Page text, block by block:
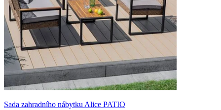
Sada zahradního nábytku Alice PATIO